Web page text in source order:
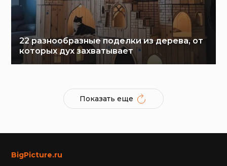
22 разнообразные поделки из дерева, от
которых дух захватывает
Показать еще
BigPicture.ru